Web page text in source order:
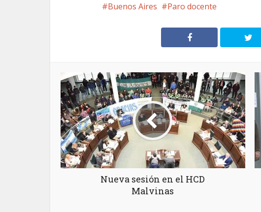
Buenos Aires Paro docente
Nueva sesión en el HCD
Malvinas